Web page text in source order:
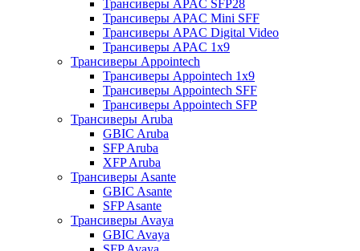
Трансиверы APAC SFP28
Трансиверы APAC Mini SFF
Трансиверы APAC Digital Video
Трансиверы APAC 1x9
Трансиверы Appointech
Трансиверы Appointech 1x9
Трансиверы Appointech SFF
Трансиверы Appointech SFP
Трансиверы Aruba
GBIC Aruba
SFP Aruba
XFP Aruba
Трансиверы Asante
GBIC Asante
SFP Asante
Трансиверы Avaya
GBIC Avaya